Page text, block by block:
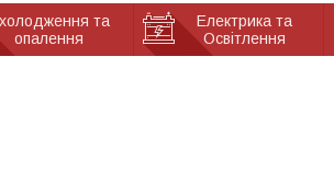
та
опалення
Електрика та
Освітлення